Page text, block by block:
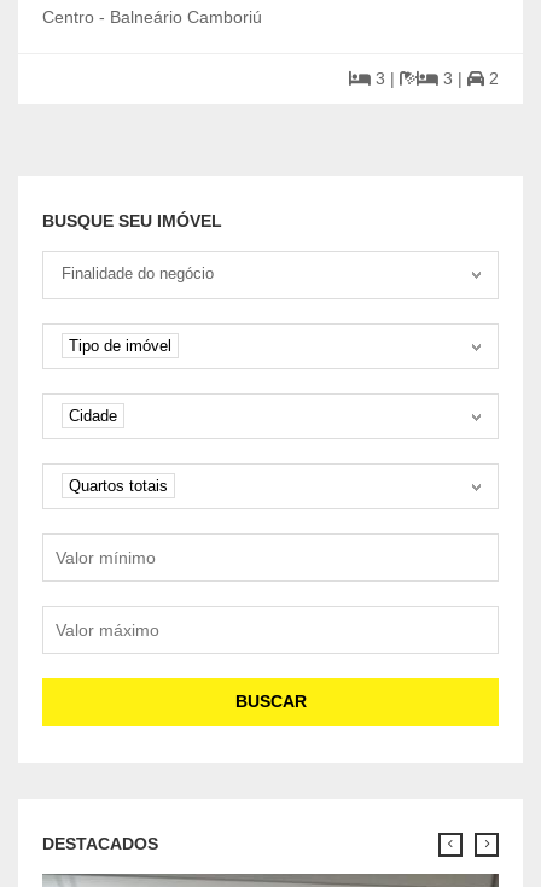
Centro - Balneário Camboriú
3 | 3 | 2
BUSQUE SEU IMÓVEL
Tipo negociação
Finalidade do negócio
Tipo de imóvel
Tipo de imóvel
Cidade
Cidade
Quartos
Quartos totais
BUSCAR
DESTACADOS